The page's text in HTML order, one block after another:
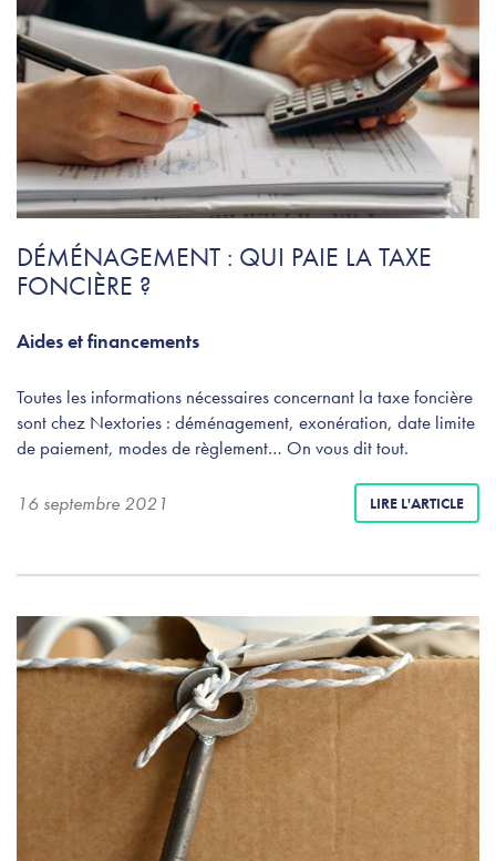
DÉMÉNAGEMENT : QUI PAIE LA TAXE
FONCIÈRE ?
Aides et financements
Toutes les informations nécessaires concernant la taxe foncière
sont chez Nextories : déménagement, exonération, date limite
de paiement, modes de règlement… On vous dit tout.
16 septembre 2021 LIRE L'ARTICLE